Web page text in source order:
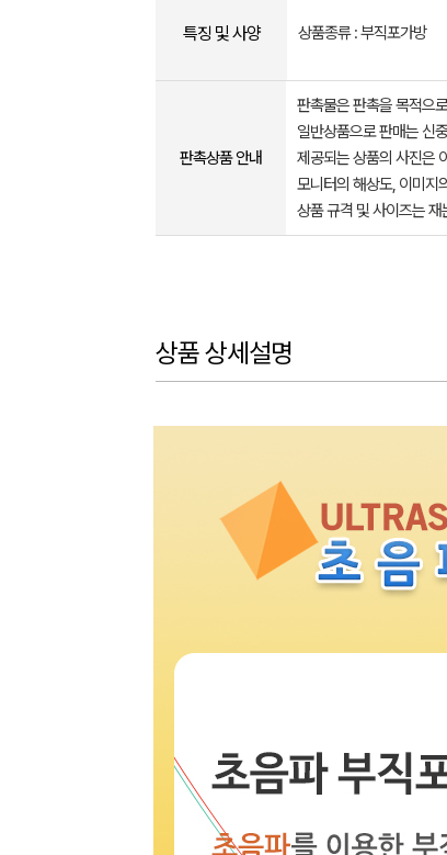
특징 및 사양 상품종류 : 부직포가방
판촉상품 안내
판촉물은 판촉을 목적으
일반상품으로 판매는 신
제공되는 상품의 사진은
모니터의 해상도, 이미지
상품 규격 및 사이즈는
상품 상세설명